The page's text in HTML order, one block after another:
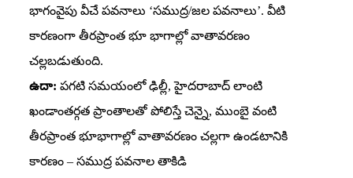
భాగంవైపు వీచే పవనాలు ‘సముద్ర/జల పవనాలు’. వీటి
కారణంగా తీరప్రాంత భూ భాగాల్లో వాతావరణం
చల్లబడుతుంది.
ఉదా: పగటి సమయంలో ఢిల్లీ, హైదరాబాద్‌ లాంటి
ఖండాంతర్గత ప్రాంతాలతో పోలిస్తే చెన్నై, ముంబై వంటి
తీరప్రాంత భూభాగాల్లో వాతావరణం చల్లగా ఉండటానికి
కారణం – సముద్ర పవనాల తాకిడి